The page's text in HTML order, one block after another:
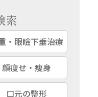
索
・眼瞼下垂治療
顔痩せ・痩身
口元の整形